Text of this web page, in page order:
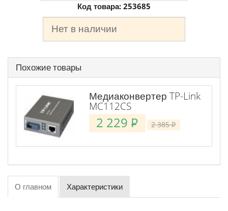
Код товара: 253685
Нет в наличии
Похожие товары
Медиаконвертер TP-Link
MC112CS
2 229 P 2 385P
О главном Характеристики